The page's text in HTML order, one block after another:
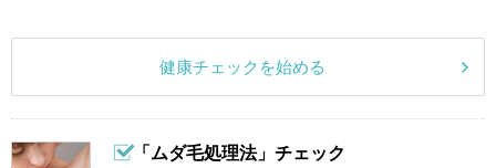
健康チェックを始める
「ムダ毛処理法」チェック